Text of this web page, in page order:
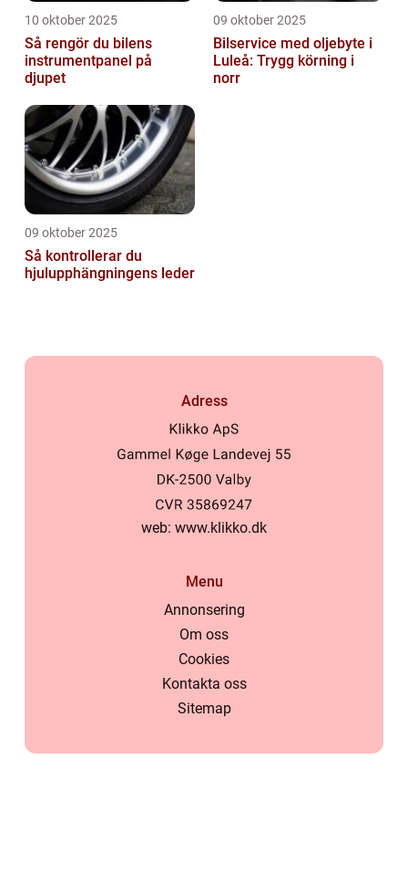
10 oktober 2025
Så rengör du bilens
instrumentpanel på
djupet
09 oktober 2025
Bilservice med oljebyte i
Luleå: Trygg körning i
norr
09 oktober 2025
Så kontrollerar du
hjulupphängningens leder
Adress
web: www.klikko.dk
Menu
Annonsering
Om oss
Cookies
Kontakta oss
Sitemap